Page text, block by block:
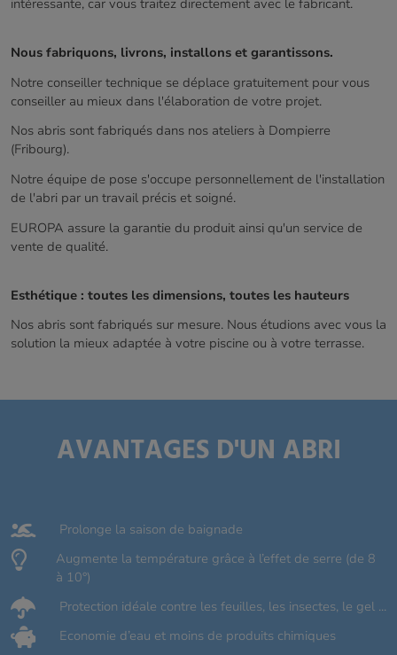
Nous fabriquons, livrons, installons et garantissons.
Notre conseiller technique se déplace gratuitement pour vous
conseiller au mieux dans l'élaboration de votre projet.
Nos abris sont fabriqués dans nos ateliers à Dompierre
(Fribourg).
Notre équipe de pose s'occupe personnellement de l'installation
de l'abri par un travail précis et soigné.
EUROPA assure la garantie du produit ainsi qu'un service de
vente de qualité.
Esthétique : toutes les dimensions, toutes les hauteurs
Nos abris sont fabriqués sur mesure. Nous étudions avec vous la
solution la mieux adaptée à votre piscine ou à votre terrasse.
AVANTAGES D'UN ABRI
Prolonge la saison de baignade
Augmente la température grâce à l’effet de serre (de 8
à 10°)
Protection idéale contre les feuilles, les insectes, le gel ...
Economie d’eau et moins de produits chimiques